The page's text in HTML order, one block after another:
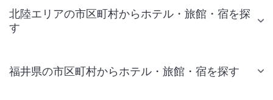
北陸エリアの市区町村からホテル・旅館・宿を探
す
福井県の市区町村からホテル・旅館・宿を探す